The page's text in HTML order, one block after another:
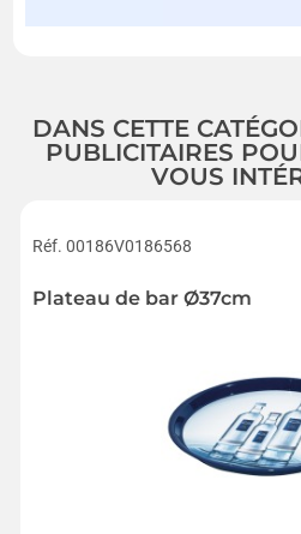
DANS CETTE
PUBLICITAIRES
VOUS
Réf. 00186V0186568
Plateau de bar Ø37cm